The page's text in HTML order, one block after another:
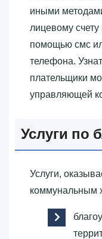
иными
лицевому
помощью смс
телефона.
плательщики
управляющей
Услуги по
Услуги,
коммунальным